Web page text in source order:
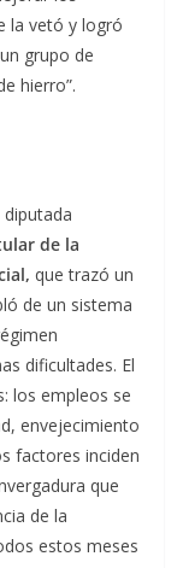
la vetó y logró
grupo de
hierro”.
de la
que trazó un
de un sistema
dificultades. El
los empleos se
envejecimiento
factores inciden
que
de la
estos meses